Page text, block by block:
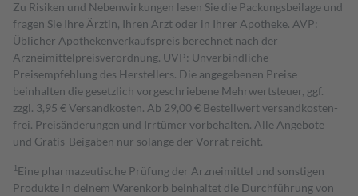
Zu Risiken und Nebenwirkungen lesen Sie die Packungsbeilage und
fragen Sie Ihre Ärztin, Ihren Arzt oder in Ihrer Apotheke. AVP:
Üblicher Apothekenverkaufspreis berechnet nach der
Arzneimittelpreisverordnung. UVP: Unverbindliche
Preisempfehlung des Herstellers. Die angegebenen Preise
beinhalten die gesetzlich vorgeschriebene Mehrwertsteuer, ggf.
zzgl. 3,95 € Versandkosten. Ab 29,00 € Bestell­wert versand­kosten­
frei. Preisänderungen und Irrtümer vorbehalten. Alle Angebote
und Gratis-Beigaben nur solange der Vorrat reicht.
1 Eine pharmazeutische Prüfung der Arzneimittel und sonstigen
Produkte in deinem Warenkorb beinhaltet die Durchführung von